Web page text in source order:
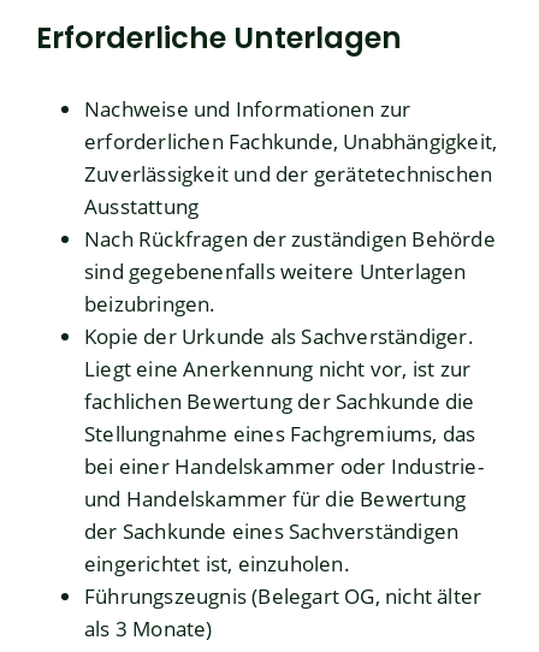
Erforderliche Unterlagen
Nachweise und Informationen zur
erforderlichen Fachkunde, Unabhängigkeit,
Zuverlässigkeit und der gerätetechnischen
Ausstattung
Nach Rückfragen der zuständigen Behörde
sind gegebenenfalls weitere Unterlagen
beizubringen.
Kopie der Urkunde als Sachverständiger.
Liegt eine Anerkennung nicht vor, ist zur
fachlichen Bewertung der Sachkunde die
Stellungnahme eines Fachgremiums, das
bei einer Handelskammer oder Industrie-
und Handelskammer für die Bewertung
der Sachkunde eines Sachverständigen
eingerichtet ist, einzuholen.
Führungszeugnis (Belegart OG, nicht älter
als 3 Monate)